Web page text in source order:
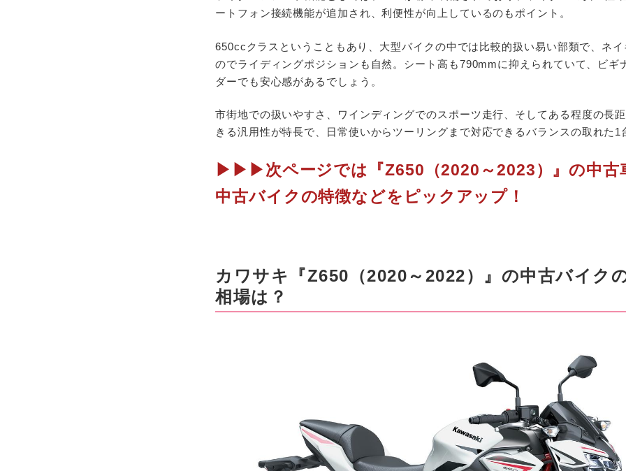
ートフォン接続機能が追加され、利便性が向上しているのもポイント。
650ccクラスということもあり、大型バイクの中では比較的扱い易い部類で、ネ
のでライディングポジションも自然。シート高も790mmに抑えられていて、ビギ
ダーでも安心感があるでしょう。
市街地での扱いやすさ、ワインディングでのスポーツ走行、そしてある程度の長
きる汎用性が特長で、日常使いからツーリングまで対応できるバランスの取れた1
▶▶▶次ページでは『Z650（2020～2023）』の中古
中古バイクの特徴などをピックアップ！
カワサキ『Z650（2020～2022）』の中古バイク
相場は？